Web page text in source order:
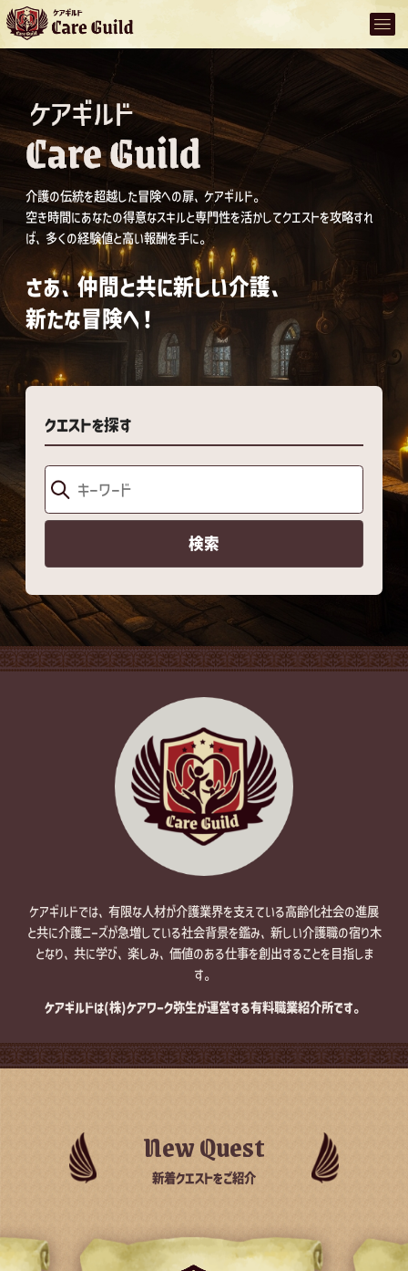
介護の伝統を超越した冒険への扉、ケアギルド。
空き時間にあなたの得意なスキルと専門性を活かしてクエストを攻略すれ
ば、多くの経験値と高い報酬を手に。
さあ、仲間と共に新しい介護、
新たな冒険へ！
クエストを探す
検索
ケアギルドでは、有限な人材が介護業界を支えている高齢化社会の進展
と共に介護ニーズが急増している社会背景を鑑み、新しい介護職の宿り木
となり、共に学び、楽しみ、価値のある仕事を創出することを目指しま
す。
ケアギルドは(株)ケアワーク弥生が運営する有料職業紹介所です。
New Quest
新着クエストをご紹介